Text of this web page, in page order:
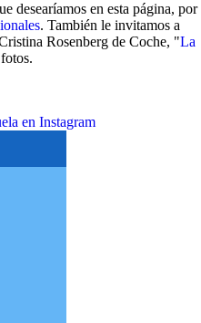
desearíamos en esta página, por
. También le invitamos a
Rosenberg de Coche, "La
en Instagram